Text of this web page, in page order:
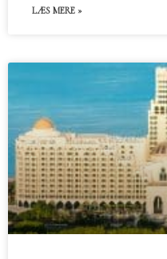
LÆS MERE »